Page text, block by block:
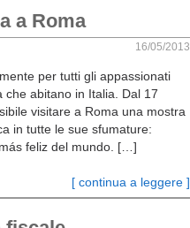
a Roma
16/05/2013
[ continua a leggere ]
per tutti gli appassionati
che abitano in Italia. Dal 17
visitare a Roma una mostra
in tutte le sue sfumature:
feliz del mundo. […]